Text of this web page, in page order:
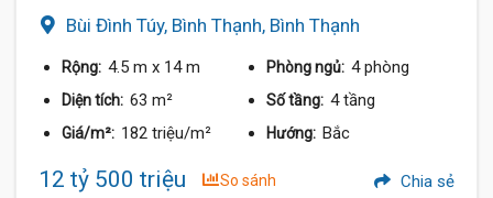
Bùi Đình Túy, Bình Thạnh, Bình Thạnh
Rộng: 4.5 m x 14 m Phòng ngủ: 4 phòng
Diện tích: 63 m² Số tầng: 4 tầng
Giá/m²: 182 triệu/m² Hướng: Bắc
12 tỷ 500 triệu So sánh Chia sẻ